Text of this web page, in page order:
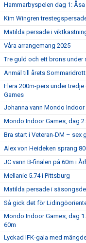
Hammarbyspelen dag 1:
Kim Wingren
Matilda persade i
Våra arrangemang 2025
Tre guld och ett brons under
Anmäl till årets
Flera 200m-pers under
Games
Johanna vann Mondo Indoor
Mondo Indoor Games, dag
Bra start i Veteran-DM – sex
Alex von Heideken sprang
JC vann B-finalen på 60m i
Mellanie 5.74 i Pittsburg
Matilda persade i
Så gick det för
Mondo Indoor Games, dag
60m
Lyckad IFK-gala med